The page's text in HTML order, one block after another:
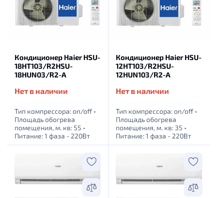
Кондиционер Haier HSU-
18HT103/R2HSU-
18HUN03/R2-A
Нет в наличии
Тип компрессора: оn/off •
Площадь обогрева
помещения, м. кв: 55 •
Питание: 1 фаза - 220Вт
Кондиционер Haier HSU-
12HT103/R2HSU-
12HUN103/R2-A
Нет в наличии
Тип компрессора: оn/off •
Площадь обогрева
помещения, м. кв: 35 •
Питание: 1 фаза - 220Вт